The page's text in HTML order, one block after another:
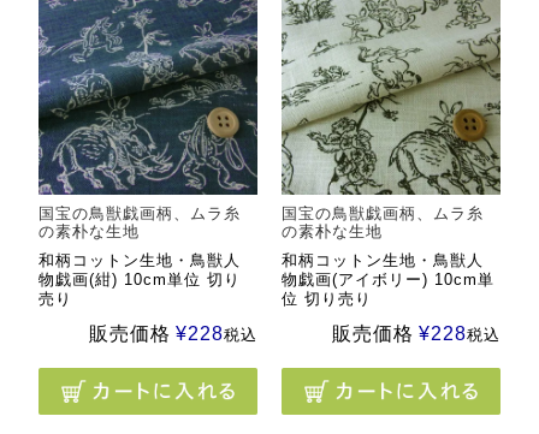
国宝の鳥獣戯画柄、ムラ糸
の素朴な生地
和柄コットン生地・鳥獣人
物戯画(紺) 10cm単位 切り
売り
販売価格 ¥228税込
国宝の鳥獣戯画柄、ムラ糸
の素朴な生地
和柄コットン生地・鳥獣人
物戯画(アイボリー) 10cm単
位 切り売り
販売価格 ¥228税込